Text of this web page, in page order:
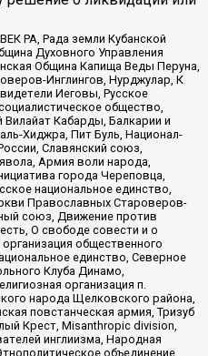
РА, Рада земли Кубанской
Духовного Управления
Община Капища Веды Перуна,
Инглингов, Нурджулар, К
Иеговы, Русское
общество,
Кабарды, Балкарии и
Хиджра, Пит Буль, Национал-
Славянский союз,
Армия воли народа,
города Череповца,
национальное единство,
Православных Староверов-
союз, Движение против
О свободе совести и о
общественного
единство, Северное
Клуба Динамо,
организация п.
народа Щелковского района,
повстанческая армия, Тризуб
Крест, Misanthropic division,
инглиизма, Народная
объединение